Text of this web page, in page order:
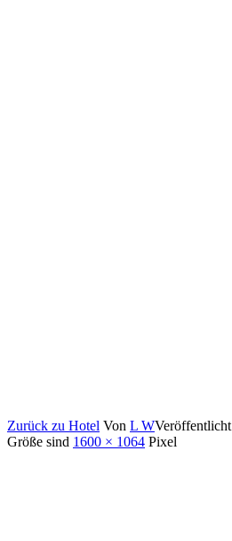
Zurück zu Hotel Von L WVeröffentlicht
Größe sind 1600 × 1064 Pixel